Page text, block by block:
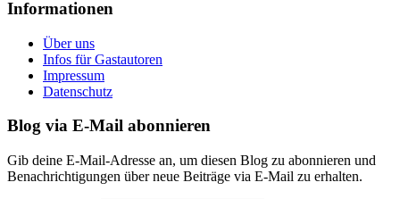
Informationen
Über uns
Infos für Gastautoren
Impressum
Datenschutz
Blog via E-Mail abonnieren
Gib deine E-Mail-Adresse an, um diesen Blog zu abonnieren und
Benachrichtigungen über neue Beiträge via E-Mail zu erhalten.